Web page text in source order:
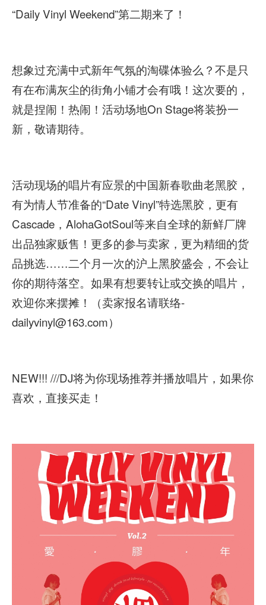
“Daily Vinyl Weekend”第二期来了！
想象过充满中式新年气氛的淘碟体验么？不是只
有在布满灰尘的街角小铺才会有哦！这次要的，
就是捏闹！热闹！活动场地On Stage将装扮一
新，敬请期待。
活动现场的唱片有应景的中国新春歌曲老黑胶，
有为情人节准备的“Date Vinyl”特选黑胶，更有
Cascade，AlohaGotSoul等来自全球的新鲜厂牌
出品独家贩售！更多的参与卖家，更为精细的货
品挑选……二个月一次的沪上黑胶盛会，不会让
你的期待落空。如果有想要转让或交换的唱片，
欢迎你来摆摊！（卖家报名请联络-
dailyvinyl@163.com）
NEW!!! ///DJ将为你现场推荐并播放唱片，如果你
喜欢，直接买走！